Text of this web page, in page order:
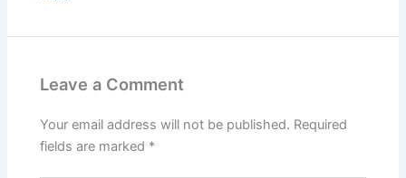
Leave a Comment
Your email address will not be published. Required
fields are marked *